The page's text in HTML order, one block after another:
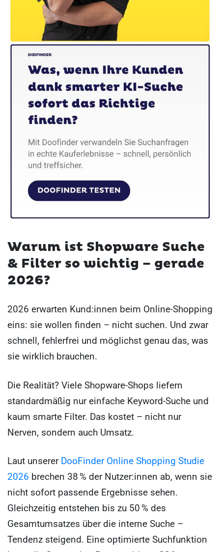
Warum ist Shopware Suche
& Filter so wichtig – gerade
2026?
2026 erwarten Kund:innen beim Online-Shopping
eins: sie wollen finden – nicht suchen. Und zwar
schnell, fehlerfrei und möglichst genau das, was
sie wirklich brauchen.
Die Realität? Viele Shopware-Shops liefern
standardmäßig nur einfache Keyword-Suche und
kaum smarte Filter. Das kostet – nicht nur
Nerven, sondern auch Umsatz.
Laut unserer DooFinder Online Shopping Studie
2026 brechen 38 % der Nutzer:innen ab, wenn sie
nicht sofort passende Ergebnisse sehen.
Gleichzeitig entstehen bis zu 50 % des
Gesamtumsatzes über die interne Suche –
Tendenz steigend. Eine optimierte Suchfunktion